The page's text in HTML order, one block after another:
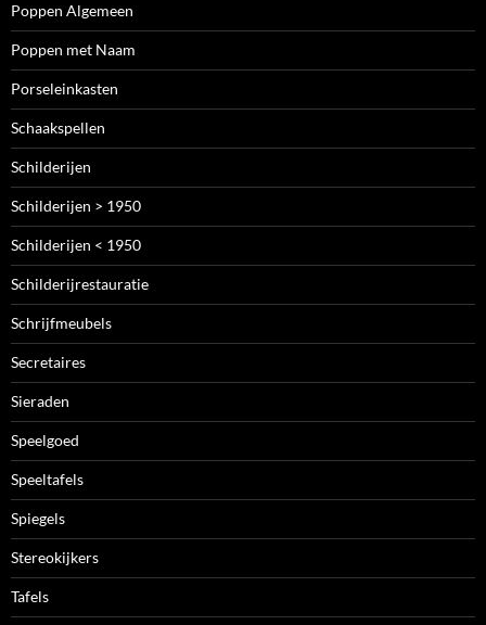
Poppen Algemeen
Poppen met Naam
Porseleinkasten
Schaakspellen
Schilderijen
Schilderijen > 1950
Schilderijen < 1950
Schilderijrestauratie
Schrijfmeubels
Secretaires
Sieraden
Speelgoed
Speeltafels
Spiegels
Stereokijkers
Tafels